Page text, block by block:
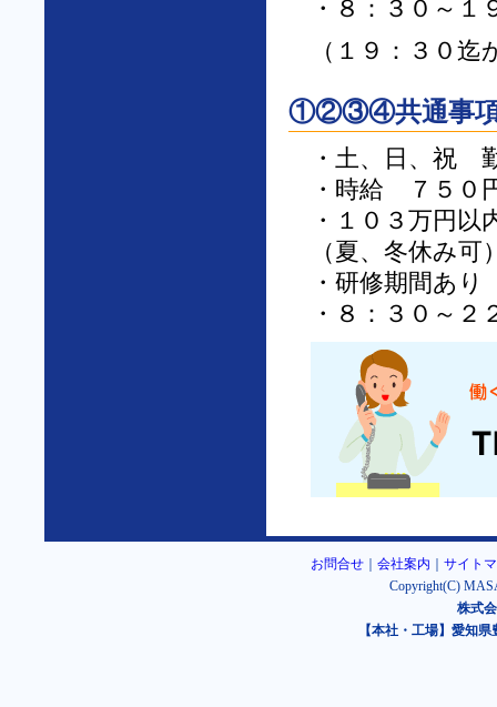
・８：３０～
（１９：３０
①②③④共通事
・土、日、祝
・時給 ７５０
・１０３万円以
（夏、冬休み可
・研修期間あり
・８：３０～
お問合せ 会社案内
サイト
Copyright(C)
株式
【本社・工場】愛知